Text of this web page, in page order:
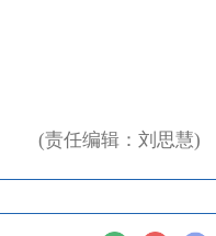
(责任编辑：刘思慧)